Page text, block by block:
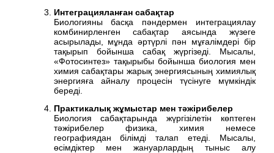
Интеграцияланған сабақтар
Биологияны басқа пәндермен интеграциялау
комбинирленген сабақтар аясында жүзеге
асырылады, мұнда әртүрлі пән мұғалімдері бір
тақырып бойынша сабақ жүргізеді. Мысалы,
«Фотосинтез» тақырыбы бойынша биология мен
химия сабақтары жарық энергиясының химиялық
энергияға айналу процесін түсінуге мүмкіндік
береді.
Практикалық жұмыстар мен тәжірибелер
Биология сабақтарында жүргізілетін көптеген
тәжірибелер физика, химия немесе
географиядан білімді талап етеді. Мысалы,
өсімдіктер мен жануарлардың тыныс алу